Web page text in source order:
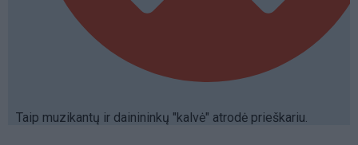
Taip muzikantų ir dainininkų "kalvė" atrodė prieškariu.